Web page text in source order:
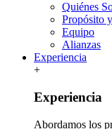
Quiénes
Propósito
Equipo
Alianzas
Experiencia
+
Experiencia
Abordamos los